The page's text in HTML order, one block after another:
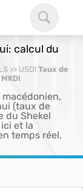
calcul du
>> USD! Taux de
macédonien,
(taux de
du Shekel
et la
temps réel.